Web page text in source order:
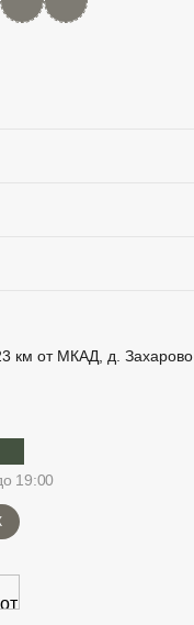
км от МКАД, д. Захарово
19:00